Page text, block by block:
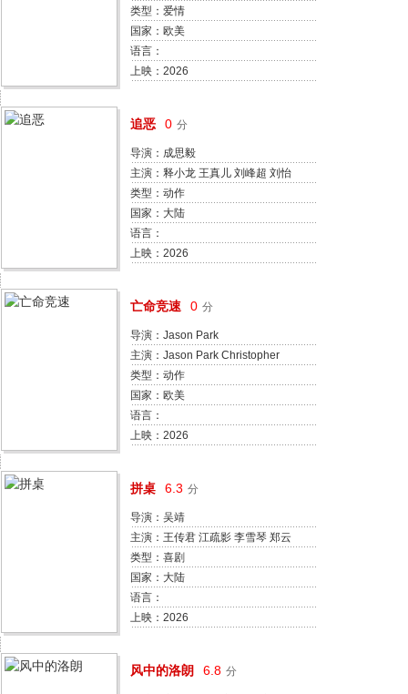
马克斯·德德里安 卡拉·科尔南·约瑟
夫 艾可·坎贝尔 格瑞·科恩 蔡斯·布
雷索夫 肖恩·福格蒂 克里斯托弗·C·
詹姆斯 蒂埃雷·迪亚斯 马修·J·麦克
阿伯特 佐伊·温特斯 海利·盖茨 阿拉
娜
类型：爱情
国家：欧美
语言：
上映：2026
追恶 0 分
导演：成思毅
主演：释小龙 王真儿 刘峰超 刘怡
潼
类型：动作
国家：大陆
语言：
上映：2026
亡命竞速 0 分
导演：Jason Park
主演：Jason Park Christopher
Deon Luka Dingess Brandon
Dunlap Nadia Adelay 朱迪·阮
Oscar Rockwell
类型：动作
国家：欧美
语言：
上映：2026
拼桌 6.3 分
导演：吴靖
主演：王传君 江疏影 李雪琴 郑云
龙 傅首尔 刘佳 王彩平 杜家毅 吴冕
白举纲 老四 田小洁 罗海琼 齐溪 许
龄月 葵葵
类型：喜剧
国家：大陆
语言：
上映：2026
风中的洛朗 6.8 分